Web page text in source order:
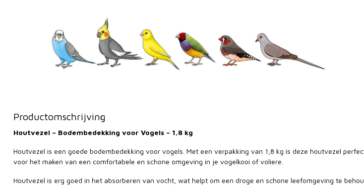
Productomschrijving
Houtvezel – Bodembedekking voor Vogels – 1,8 kg
Houtvezel is een goede bodembedekking voor vogels. Met een verpakking van 1,8 kg is deze houtvezel
voor het maken van een comfortabele en schone omgeving in je vogelkooi of voliere.
Houtvezel is erg goed in het absorberen van vocht, wat helpt om een droge en schone leefomgeving te